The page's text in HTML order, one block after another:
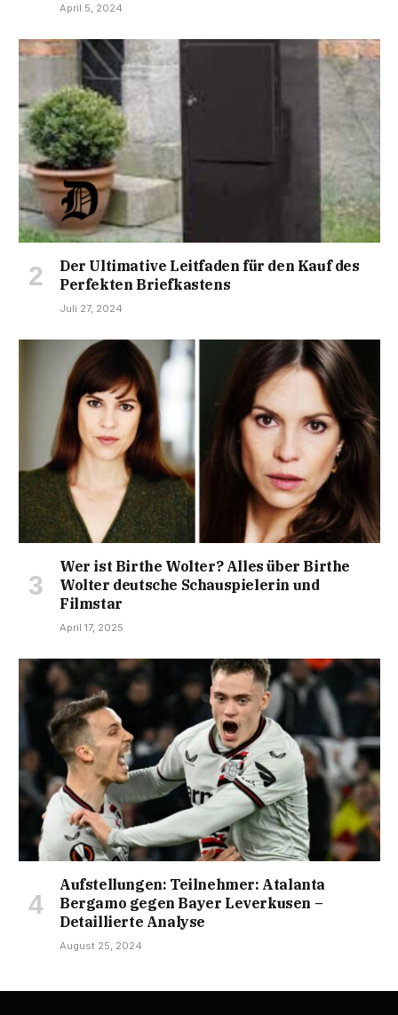
April 5, 2024
Der Ultimative Leitfaden für den Kauf des
Perfekten Briefkastens
Juli 27, 2024
Wer ist Birthe Wolter? Alles über Birthe
Wolter deutsche Schauspielerin und
Filmstar
April 17, 2025
Aufstellungen: Teilnehmer: Atalanta
Bergamo gegen Bayer Leverkusen –
Detaillierte Analyse
August 25, 2024